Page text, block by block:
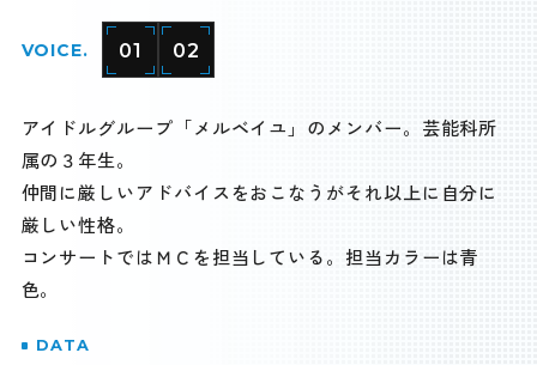
VOICE. 01 02
アイドルグループ「メルベイユ」のメンバー。芸能科所
属の３年生。
仲間に厳しいアドバイスをおこなうがそれ以上に自分に
厳しい性格。
コンサートではＭＣを担当している。担当カラーは青
色。
DATA